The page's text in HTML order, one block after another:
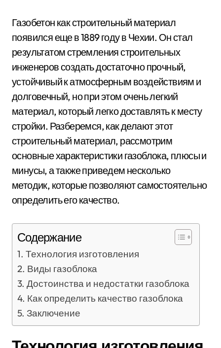
Газобетон как строительный материал
появился еще в 1889 году в Чехии. Он стал
результатом стремления строительных
инженеров создать достаточно прочный,
устойчивый к атмосферным воздействиям и
долговечный, но при этом очень легкий
материал, который легко доставлять к месту
стройки. Разберемся, как делают этот
строительный материал, рассмотрим
основные характеристики газоблока, плюсы и
минусы, а также приведем несколько
методик, которые позволяют самостоятельно
определить его качество.
Содержание
Технология изготовления
Виды газоблока
Достоинства и недостатки газоблока
Как определить качество газоблока
Заключение